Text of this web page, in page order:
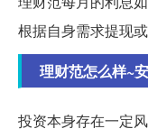
根据自身需求提现
理财范怎么样~
投资本身存在一定